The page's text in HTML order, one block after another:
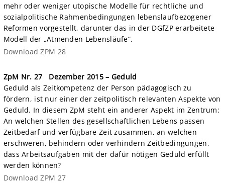
mehr oder weniger utopische Modelle für rechtliche und
sozialpolitische Rahmenbedingungen lebenslaufbezogener
Reformen vorgestellt, darunter das in der DGfZP erarbeitete
Modell der „Atmenden Lebensläufe“.
Download ZPM 28
ZpM Nr. 27
Dezember 2015 – Geduld
Geduld als Zeitkompetenz der Person pädagogisch zu
fördern, ist nur einer der zeitpolitisch relevanten Aspekte von
Geduld. In diesem ZpM steht ein anderer Aspekt im Zentrum:
An welchen Stellen des gesellschaftlichen Lebens passen
Zeitbedarf und verfügbare Zeit zusammen, an welchen
erschweren, behindern oder verhindern Zeitbedingungen,
dass Arbeitsaufgaben mit der dafür nötigen Geduld erfüllt
werden können?
Download ZPM 27